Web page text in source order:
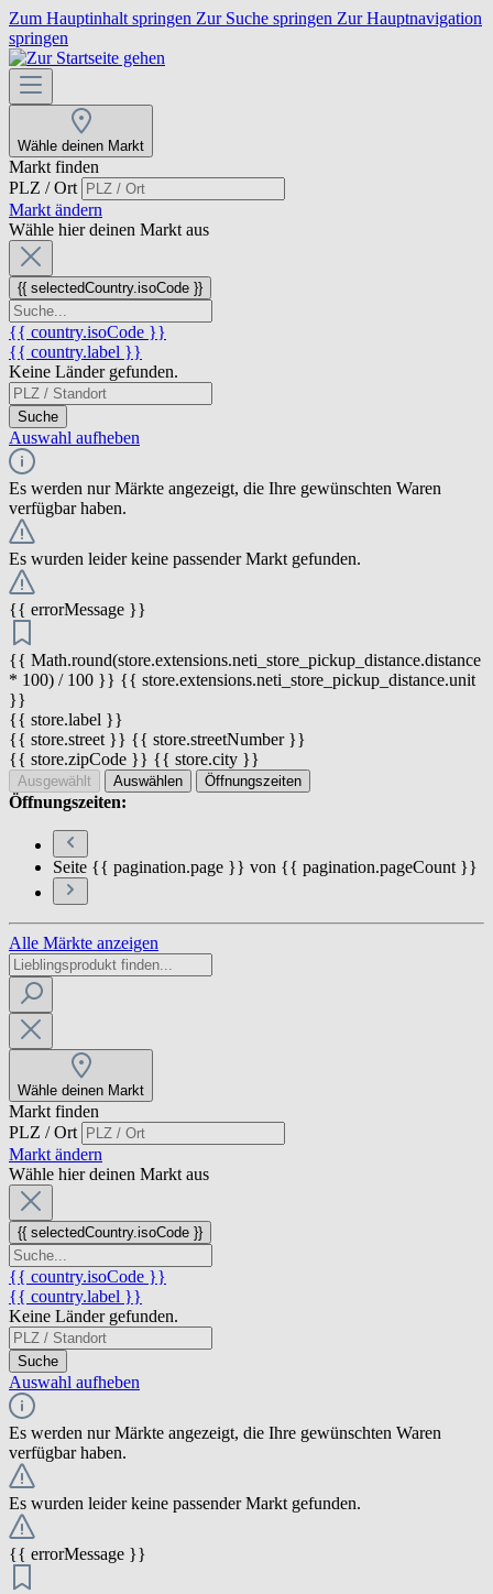
Zum Hauptinhalt springen Zur Suche springen Zur Hauptnavigation
springen
Wähle deinen Markt
Markt finden
PLZ / Ort
Markt ändern
Wähle hier deinen Markt aus
{{ selectedCountry.isoCode }}
{{ country.isoCode }}
{{ country.label }}
Keine Länder gefunden.
Suche
Auswahl aufheben
Es werden nur Märkte angezeigt, die Ihre gewünschten Waren
verfügbar haben.
Es wurden leider keine passender Markt gefunden.
{{ errorMessage }}
{{ Math.round(store.extensions.neti_store_pickup_distance.distance
* 100) / 100 }} {{ store.extensions.neti_store_pickup_distance.unit
}}
{{ store.label }}
{{ store.street }} {{ store.streetNumber }}
{{ store.zipCode }} {{ store.city }}
Ausgewählt Auswählen Öffnungszeiten
Öffnungszeiten:
Seite {{ pagination.page }} von {{ pagination.pageCount }}
Alle Märkte anzeigen
Wähle deinen Markt
Markt finden
PLZ / Ort
Markt ändern
Wähle hier deinen Markt aus
{{ selectedCountry.isoCode }}
{{ country.isoCode }}
{{ country.label }}
Keine Länder gefunden.
Suche
Auswahl aufheben
Es werden nur Märkte angezeigt, die Ihre gewünschten Waren
verfügbar haben.
Es wurden leider keine passender Markt gefunden.
{{ errorMessage }}